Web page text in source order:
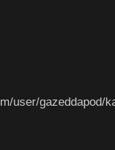
user/gazeddapod/